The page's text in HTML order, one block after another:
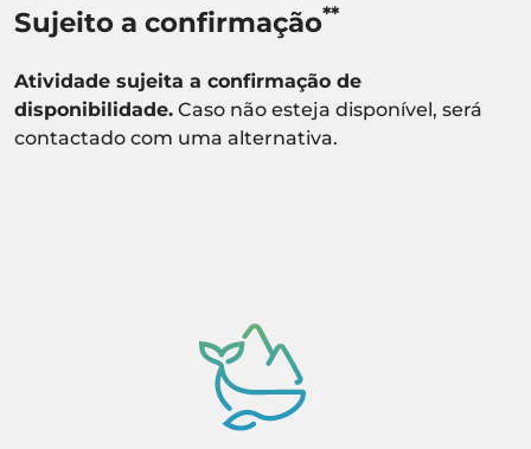
Sujeito a confirmação**
Atividade sujeita a confirmação de
disponibilidade. Caso não esteja disponível, será
contactado com uma alternativa.